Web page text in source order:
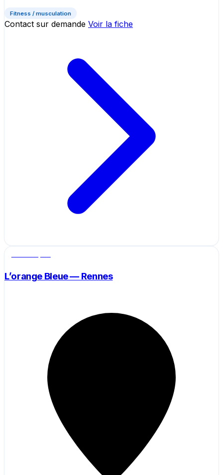
Fitness / musculation
Contact sur demande Voir la fiche
L’orange Bleue — Rennes